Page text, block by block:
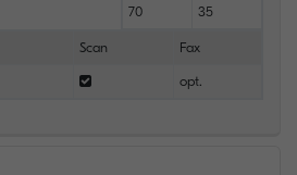
70 35
Scan Fax
opt.